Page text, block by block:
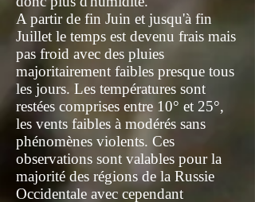
A partir de fin Juin et jusqu'à fin
Juillet le temps est devenu frais mais
pas froid avec des pluies
majoritairement faibles presque tous
les jours. Les températures sont
restées comprises entre 10° et 25°,
les vents faibles à modérés sans
phénomènes violents. Ces
observations sont valables pour la
majorité des régions de la Russie
Occidentale avec cependant